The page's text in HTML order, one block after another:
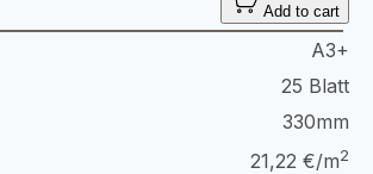
Add to cart
A3+
25 Blatt
330mm
21,22 €/m2